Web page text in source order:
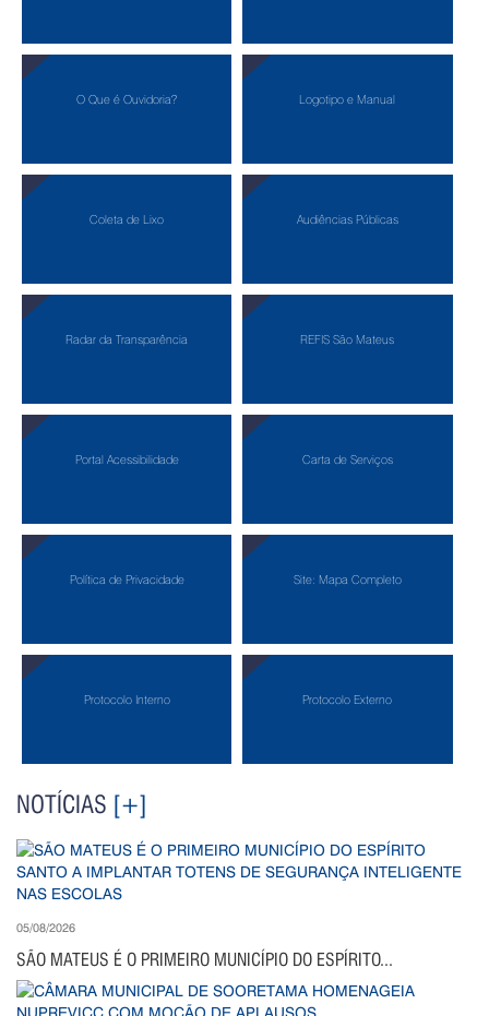
O Que é Ouvidoria? Logotipo e Manual
Coleta de Lixo Audiências Públicas
Radar da Transparência REFIS São Mateus
Portal Acessibilidade Carta de Serviços
Política de Privacidade Site: Mapa Completo
Protocolo Interno Protocolo Externo
NOTÍCIAS [+]
05/08/2026
SÃO MATEUS É O PRIMEIRO MUNICÍPIO DO ESPÍRITO...